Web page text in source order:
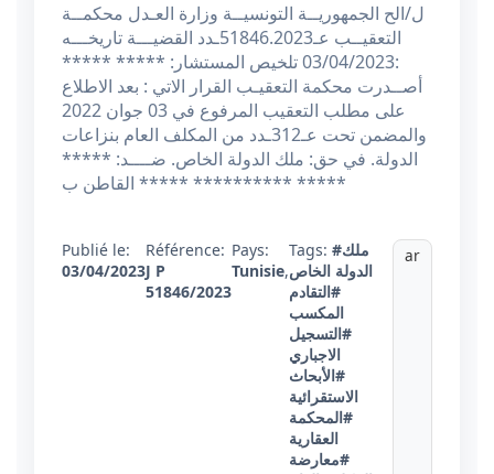
ل/الح الجمهوريــة التونسيــة وزارة العـدل محكمــة
التعقيــب عـ51846.2023ـدد القضيـــة تاريخـــه
:03/04/2023 تلخيص المستشار: ***** *****
أصــدرت محكمة التعقيـب القرار الاتي : بعد الاطلاع
على مطلب التعقيب المرفوع في 03 جوان 2022
والمضمن تحت عـ312ـدد من المكلف العام بنزاعات
الدولة. في حق: ملك الدولة الخاص. ضــــد: *****
***** ***** القاطن ب***** *****
Publié le:
03/04/2023
Référence:
J P
51846/2023
Pays:
Tunisie,
Tags: #ملك
الدولة الخاص
#التقادم
المكسب
#التسجيل
الاجباري
#الأبحاث
الاستقرائية
#المحكمة
العقارية
#معارضة
ar